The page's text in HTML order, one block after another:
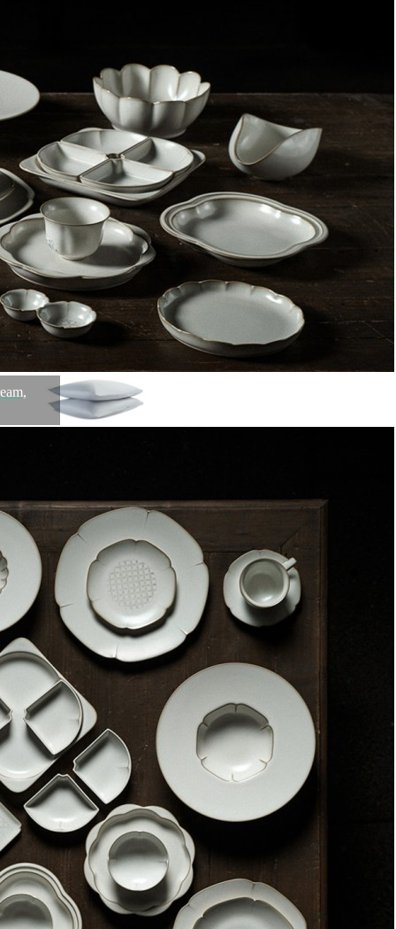
Позвоните менеджеру по телефону или оформите заказ
через корзину
Рекомендуем посмотреть
Набор из двух наволочек из сатина бежевого цвета
russian north, 70х70 см (63230)
Быстрый просмотр
2 000₽
2 000₽
Набор из двух наволочек из сатина с принтом
Сибирский цветок russian north, 70х70 см (63236)
Быстрый просмотр
2 000₽
Скидка!
Мягкая игрушка Единорог 40 см (7946SW_MT)
Быстрый просмотр